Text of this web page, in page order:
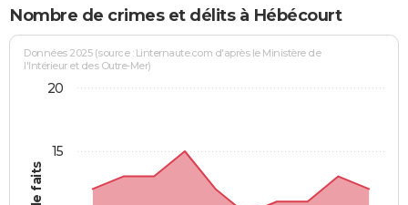
Bricolage
Lifestyle
Culture
Sport
Auto
Television
Voyage
Cinema
Nombre de crimes et délits à Hébécourt
Données 2025 (source : Linternaute.com d'après le Ministère de
l'Intérieur et des Outre-Mer)
15
20